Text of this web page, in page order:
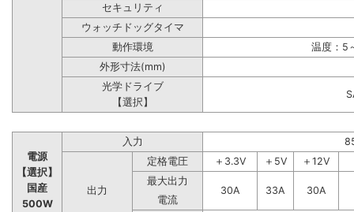
セキュリティ
ウォッチドッグタイマ
動作環境
温度：5
外形寸法(mm)
光学ドライブ
【選択】
電源
【選択】
国産
500W
入力
出力
定格電圧 ＋3.3V ＋5V
＋12V
最大出力
30A
33A
30A
電流